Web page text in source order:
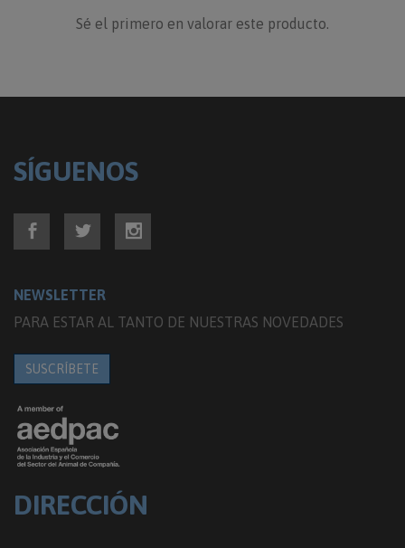
Sé el primero en valorar este producto.
SÍGUENOS
NEWSLETTER
PARA ESTAR AL TANTO DE NUESTRAS NOVEDADES
SUSCRÍBETE
DIRECCIÓN